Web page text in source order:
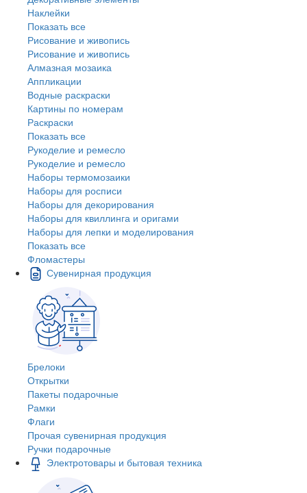
Наклейки
Показать все
Рисование и живопись
Рисование и живопись
Алмазная мозаика
Аппликации
Водные раскраски
Картины по номерам
Раскраски
Показать все
Рукоделие и ремесло
Рукоделие и ремесло
Наборы термомозаики
Наборы для росписи
Наборы для декорирования
Наборы для квиллинга и оригами
Наборы для лепки и моделирования
Показать все
Фломастеры
Сувенирная продукция
Брелоки
Открытки
Пакеты подарочные
Рамки
Флаги
Прочая сувенирная продукция
Ручки подарочные
Электротовары и бытовая техника